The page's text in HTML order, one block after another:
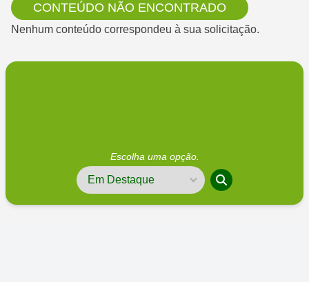
CONTEÚDO NÃO ENCONTRADO
Nenhum conteúdo correspondeu à sua solicitação.
Escolha uma opção.